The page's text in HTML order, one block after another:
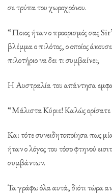
σε τρύπα του χωροχρόνου.
“Ποιος ήταν ο προορισμός σας
βλέμμα ο πιλότος, ο οποίος
πιλοτήριο να δει τι συμβαίνει;
Η Αυστραλία του απάντησα
“Μάλιστα Κύριε! Καλώς
Και τότε συνειδητοποίησα πως
ήταν ο λόγος του τόσο φτηνού
συμβάντων.
Τα γράφω όλα αυτά, διότι τώρα